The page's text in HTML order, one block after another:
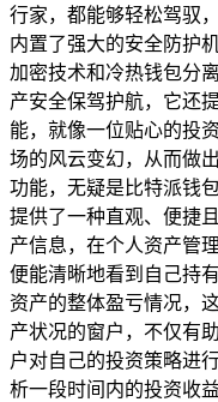
行家，都能够轻松驾驭
内置了强大的安全防护
加密技术和冷热钱包分
产安全保驾护航，它还
能，就像一位贴心的投
场的风云变幻，从而做
功能，无疑是比特派钱
提供了一种直观、便捷
产信息，在个人资产管
便能清晰地看到自己持
资产的整体盈亏情况，
产状况的窗户，不仅有
户对自己的投资策略进
析一段时间内的投资收